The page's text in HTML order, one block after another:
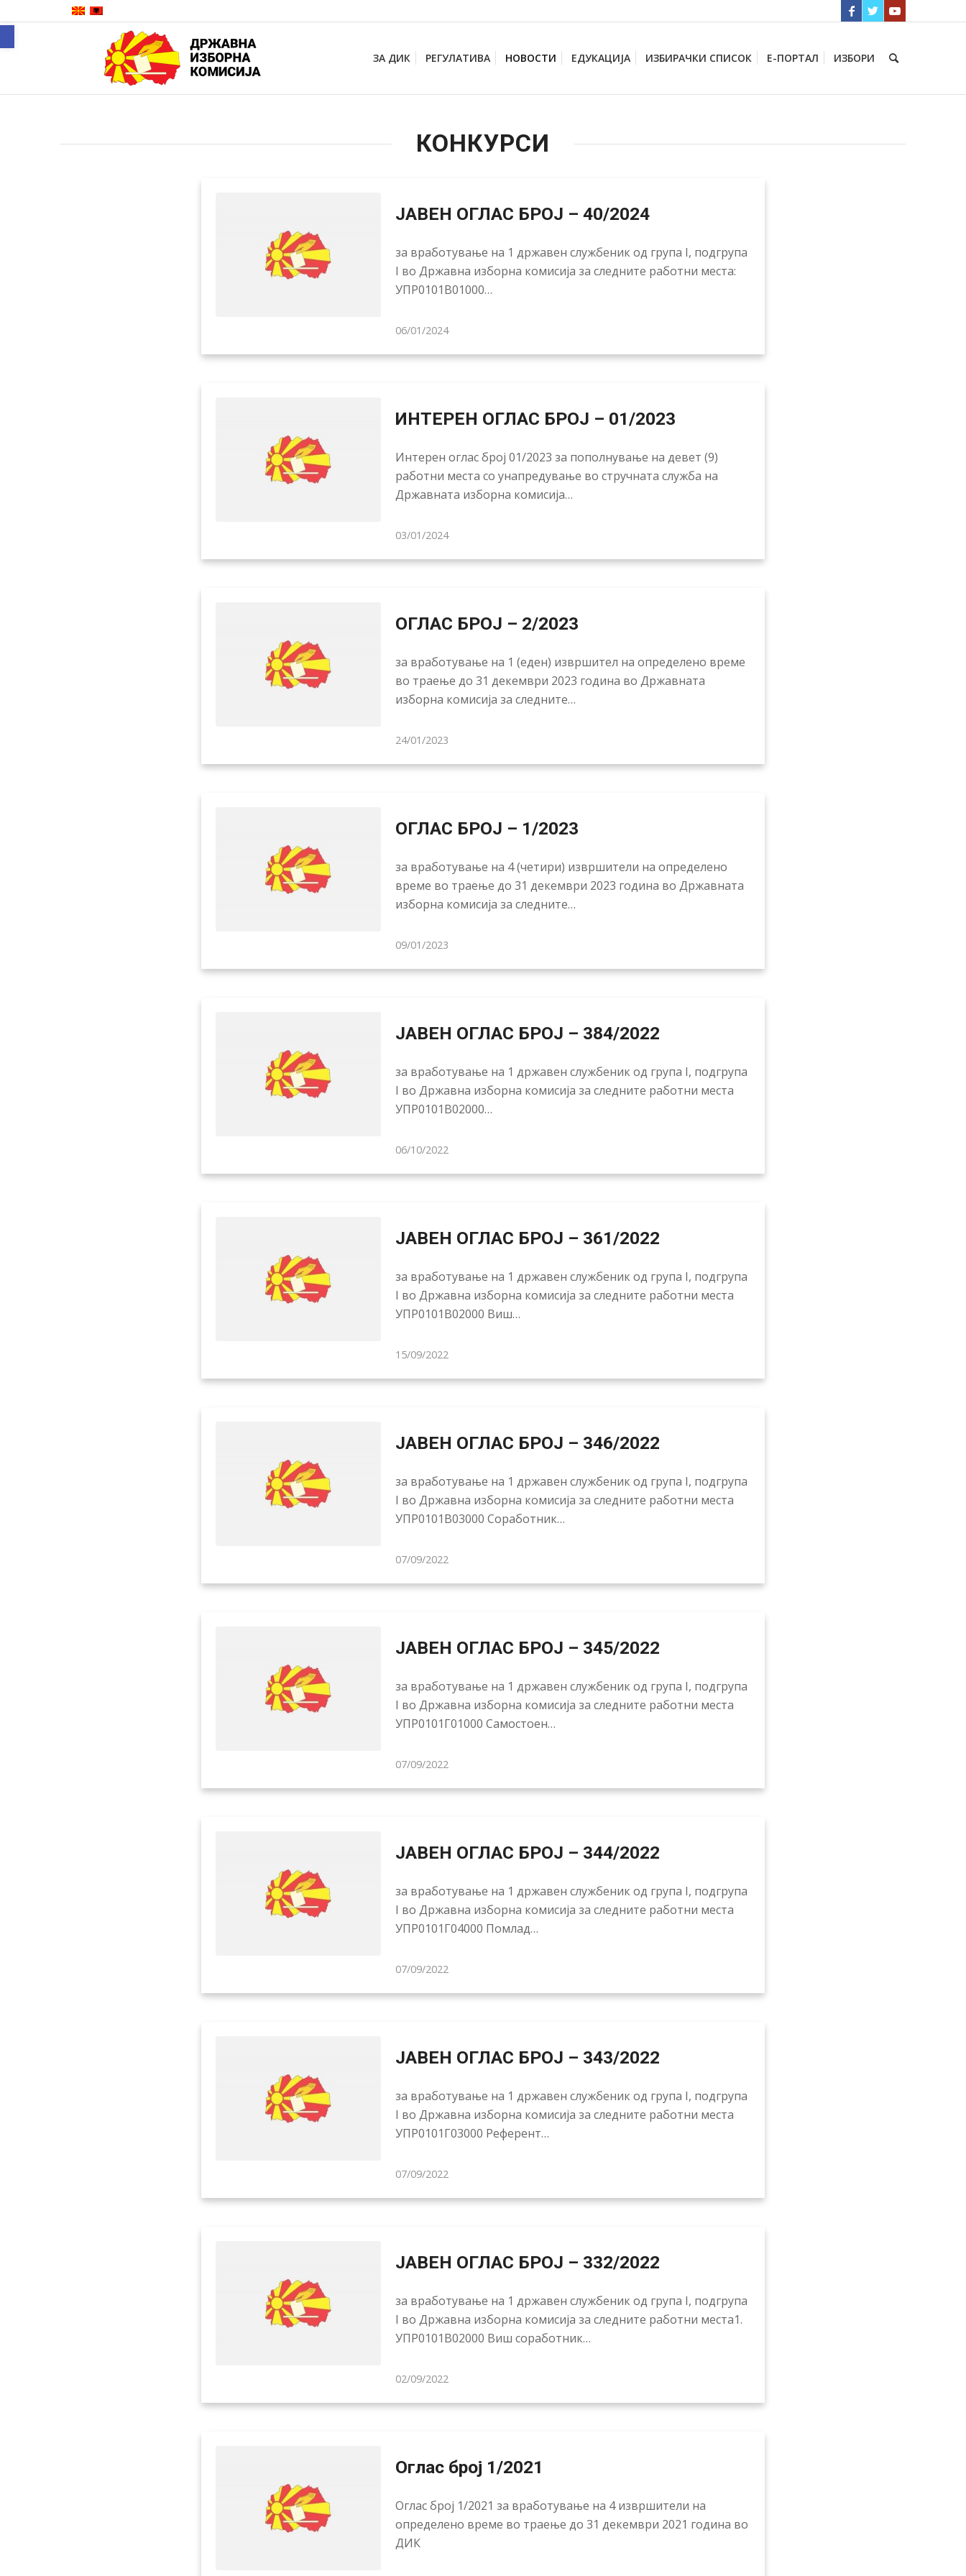
Open toolbar
ЗА ДИК РЕГУЛАТИВА НОВОСТИ ЕДУКАЦИЈА ИЗБИРАЧКИ СПИСОК Е-ПОРТАЛ ИЗБОРИ
КОНКУРСИ
ЈАВЕН ОГЛАС БРОЈ – 40/2024
за вработување на 1 државен службеник од група I, подгрупа
I во Државна изборна комисија за следните работни места:
УПР0101В01000…
06/01/2024
ИНТЕРЕН ОГЛАС БРОЈ – 01/2023
Интерен оглас број 01/2023 за пополнување на девет (9)
работни места со унапредување во стручната служба на
Државната изборна комисија…
03/01/2024
ОГЛАС БРОЈ – 2/2023
за вработување на 1 (еден) извршител на определено време
во траење до 31 декември 2023 година во Државната
изборна комисија за следните…
24/01/2023
ОГЛАС БРОЈ – 1/2023
за вработување на 4 (четири) извршители на определено
време во траење до 31 декември 2023 година во Државната
изборна комисија за следните…
09/01/2023
ЈАВЕН ОГЛАС БРОЈ – 384/2022
за вработување на 1 државен службеник од група I, подгрупа
I во Државна изборна комисија за следните работни места
УПР0101В02000…
06/10/2022
ЈАВЕН ОГЛАС БРОЈ – 361/2022
за вработување на 1 државен службеник од група I, подгрупа
I во Државна изборна комисија за следните работни места
УПР0101В02000 Виш…
15/09/2022
ЈАВЕН ОГЛАС БРОЈ – 346/2022
за вработување на 1 државен службеник од група I, подгрупа
I во Државна изборна комисија за следните работни места
УПР0101В03000 Соработник…
07/09/2022
ЈАВЕН ОГЛАС БРОЈ – 345/2022
за вработување на 1 државен службеник од група I, подгрупа
I во Државна изборна комисија за следните работни места
УПР0101Г01000 Самостоен…
07/09/2022
ЈАВЕН ОГЛАС БРОЈ – 344/2022
за вработување на 1 државен службеник од група I, подгрупа
I во Државна изборна комисија за следните работни места
УПР0101Г04000 Помлад…
07/09/2022
ЈАВЕН ОГЛАС БРОЈ – 343/2022
за вработување на 1 државен службеник од група I, подгрупа
I во Државна изборна комисија за следните работни места
УПР0101Г03000 Референт…
07/09/2022
ЈАВЕН ОГЛАС БРОЈ – 332/2022
за вработување на 1 државен службеник од група I, подгрупа
I во Државна изборна комисија за следните работни места1.
УПР0101В02000 Виш соработник…
02/09/2022
Оглас број 1/2021
Оглас број 1/2021 за вработување на 4 извршители на
определено време во траење до 31 декември 2021 година во
ДИК